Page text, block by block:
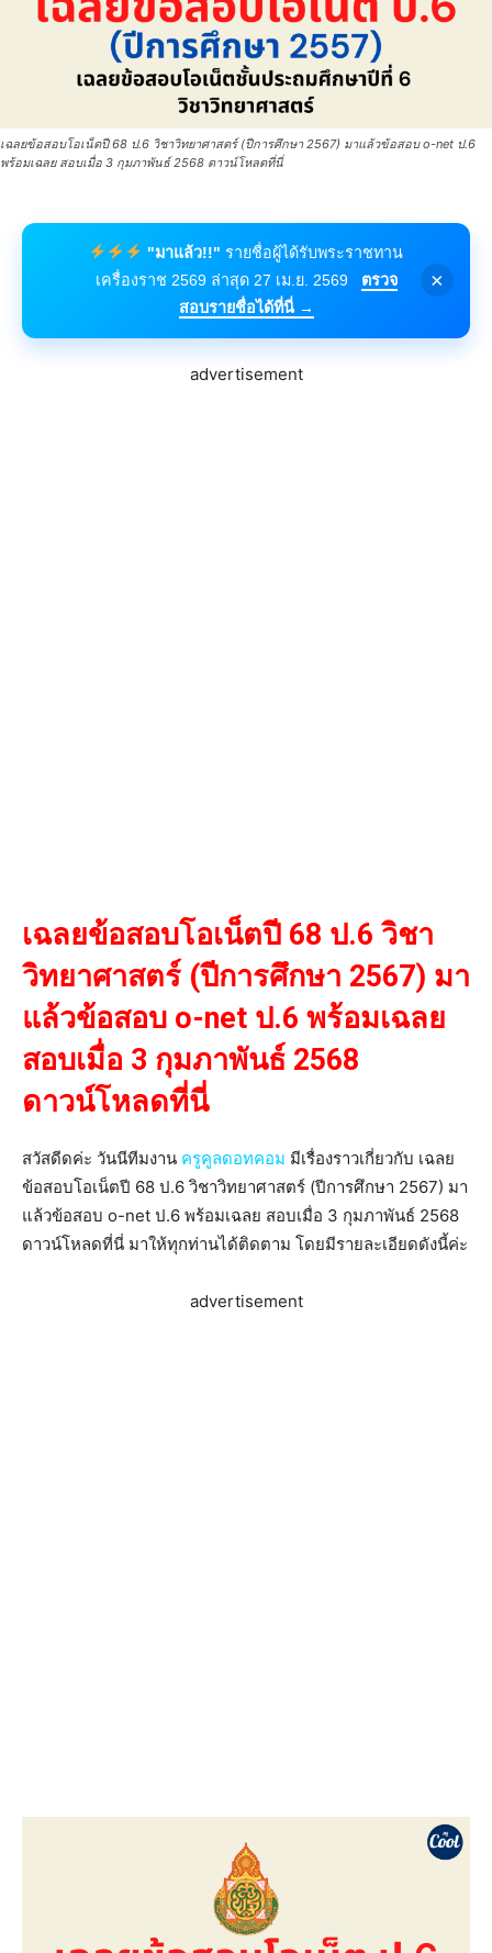
เฉลยข้อสอบโอเน็ตปี 68 ป.6 วิชาวิทยาศาสตร์ (ปีการศึกษา 2567) มาแล้วข้อสอบ o-net ป.6
พร้อมเฉลย สอบเมื่อ 3 กุมภาพันธ์ 2568 ดาวน์โหลดที่นี่
"มาแล้ว!!" รายชื่อผู้ได้รับพระราชทาน
เครื่องราช 2569 ล่าสุด 27 เม.ย. 2569
ตรวจ
สอบรายชื่อได้ที่นี่ →
×
advertisement
เฉลยข้อสอบโอเน็ตปี 68 ป.6 วิชา
วิทยาศาสตร์ (ปีการศึกษา 2567) มา
แล้วข้อสอบ o-net ป.6 พร้อมเฉลย
สอบเมื่อ 3 กุมภาพันธ์ 2568
ดาวน์โหลดที่นี่
สวัสดีดค่ะ วันนีทีมงาน ครูคูลดอทคอม มีเรื่องราวเกี่ยวกับ เฉลย
ข้อสอบโอเน็ตปี 68 ป.6 วิชาวิทยาศาสตร์ (ปีการศึกษา 2567) มา
แล้วข้อสอบ o-net ป.6 พร้อมเฉลย สอบเมื่อ 3 กุมภาพันธ์ 2568
ดาวน์โหลดที่นี่ มาให้ทุกท่านได้ติดตาม โดยมีรายละเอียดดังนี้ค่ะ
advertisement